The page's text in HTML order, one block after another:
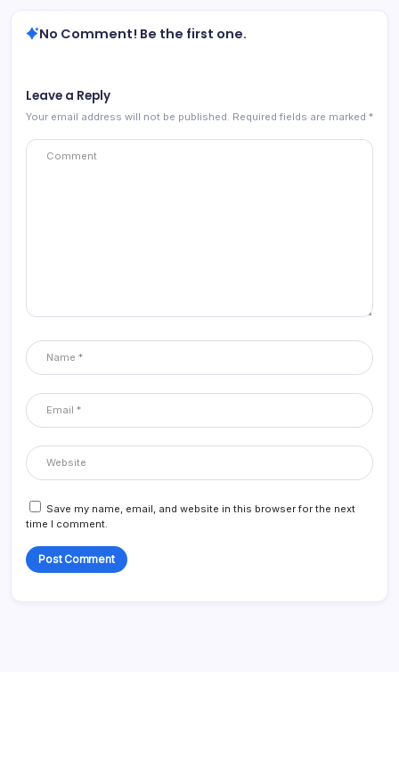
No Comment! Be the first one.
Leave a Reply
Your email address will not be published. Required fields are marked *
Save my name, email, and website in this browser for the next
time I comment.